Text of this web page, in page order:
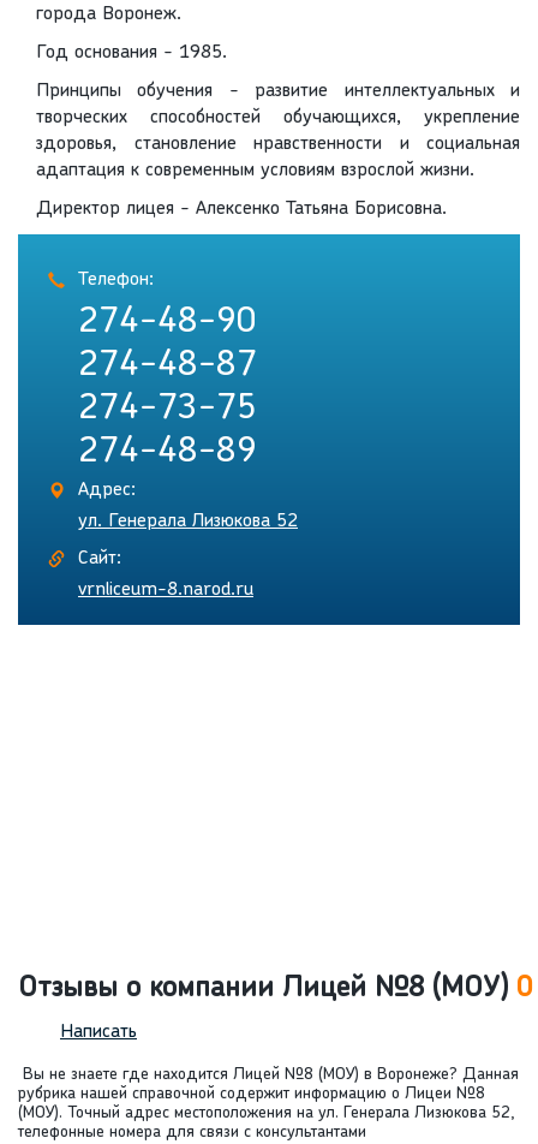
города Воронеж.
Год основания - 1985.
Принципы обучения - развитие интеллектуальных и
творческих способностей обучающихся, укрепление
здоровья, становление нравственности и социальная
адаптация к современным условиям взрослой жизни.
Директор лицея - Алексенко Татьяна Борисовна.
Телефон:
274-48-90
274-48-87
274-73-75
274-48-89
Адрес:
ул. Генерала Лизюкова 52
Сайт:
vrnliceum-8.narod.ru
Отзывы о компании Лицей №8 (МОУ) 0
Написать
Вы не знаете где находится Лицей №8 (МОУ) в Воронеже? Данная
рубрика нашей справочной содержит информацию о Лицеи №8
(МОУ). Точный адрес местоположения на ул. Генерала Лизюкова 52,
телефонные номера для связи с консультантами